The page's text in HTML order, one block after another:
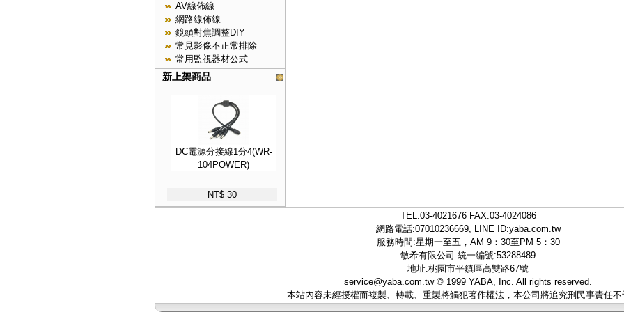
AV線佈線
網路線佈線
鏡頭對焦調整DIY
常見影像不正常排除
常用監視器材公式
新上架商品
DC電源分接線1分4(WR-
104POWER)
NT$ 30
TEL:03-4021676FAX:03-4024086
網路電話:07010236669, LINE ID:yaba.com.tw
服務時間:星期一至五，AM 9：30至PM 5：30
敏希有限公司 統一編號:53288489
地址:桃園市平鎮區高雙路67號
service@yaba.com.tw© 1999 YABA, Inc. All rights reserved.
本站內容未經授權而複製、轉載、重製將觸犯著作權法，本公司將追究刑民事責任不